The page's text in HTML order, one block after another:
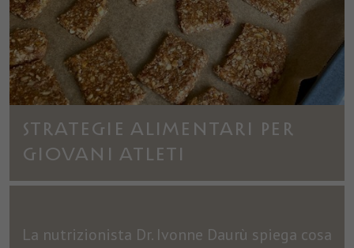
STRATEGIE ALIMENTARI PER
GIOVANI ATLETI
La nutrizionista Dr. Ivonne Daurù spiega cosa